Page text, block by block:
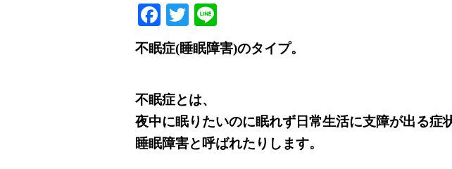
Facebook
Twitter
不眠症(睡眠障害)のタイプ。
不眠症とは、
夜中に眠りたいのに眠れず日常生活に支障が出る症
睡眠障害と呼ばれたりします。